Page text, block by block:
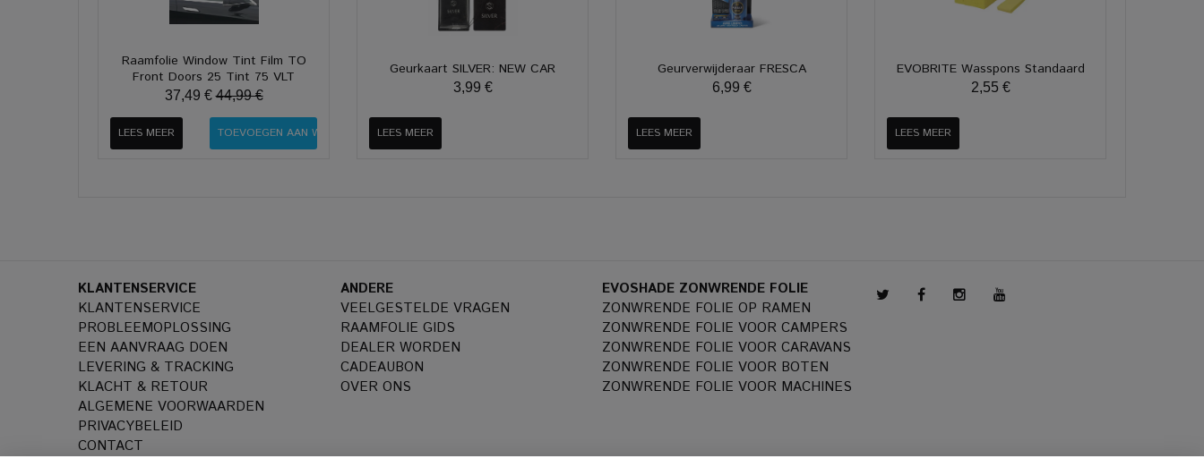
Raamfolie Window Tint Film TO
Front Doors 25 Tint 75 VLT
37,49 €44,99 €
LEES MEER
Geurkaart SILVER: NEW CAR
3,99 €
LEES MEER
Geurverwijderaar FRESCA
6,99 €
LEES MEER
EVOBRITE Wasspons Standaard
2,55 €
LEES MEER
KLANTENSERVICE
KLANTENSERVICE
PROBLEEMOPLOSSING
EEN AANVRAAG DOEN
LEVERING & TRACKING
KLACHT & RETOUR
ALGEMENE VOORWAARDEN
PRIVACYBELEID
CONTACT
ANDERE
VEELGESTELDE VRAGEN
RAAMFOLIE GIDS
DEALER WORDEN
CADEAUBON
OVER ONS
EVOSHADE ZONWRENDE FOLIE
ZONWRENDE FOLIE OP RAMEN
ZONWRENDE FOLIE VOOR CAMPERS
ZONWRENDE FOLIE VOOR CARAVANS
ZONWRENDE FOLIE VOOR BOTEN
ZONWRENDE FOLIE VOOR MACHINES